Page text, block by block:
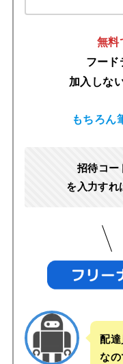
無料
フード
加入しな
もちろん
招待コー
を入力すれ
配
なの